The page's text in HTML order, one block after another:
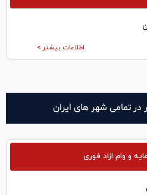
اطلاعات بیشتر >
در تمامی شهر های ایران
و وام ازاد فوری